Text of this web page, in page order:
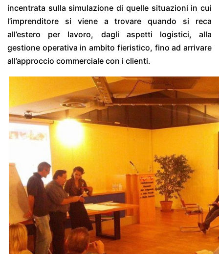
incentrata sulla simulazione di quelle situazioni in cui
l’imprenditore si viene a trovare quando si reca
all’estero per lavoro, dagli aspetti logistici, alla
gestione operativa in ambito fieristico, fino ad arrivare
all’approccio commerciale con i clienti.